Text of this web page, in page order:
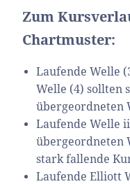
Zum
Chartmuster:
Laufende Welle
Welle (4) sollten
übergeordneten
Laufende Welle
übergeordneten
stark fallende
Laufende Elliott